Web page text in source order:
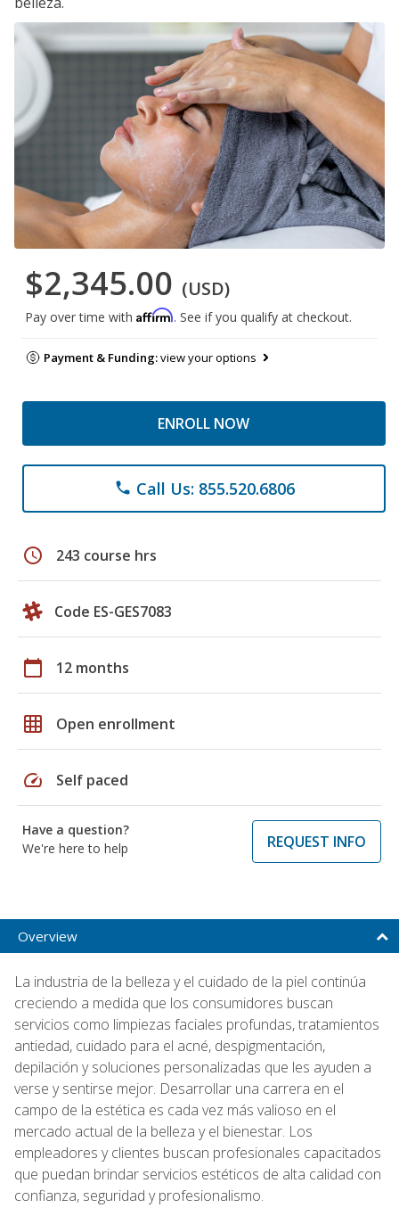
$2,345.00 (USD)
Pay over time with Affirm. See if you qualify at checkout.
Payment & Funding:view your options
ENROLL NOW
phone Call Us: 855.520.6806
schedule 243 course hrs
Code ES-GES7083
calendar_today 12 months
grid_on Open enrollment
speed Self paced
Have a question?
We're here to help
REQUEST INFO
Overview
La industria de la belleza y el cuidado de la piel continúa
creciendo a medida que los consumidores buscan
servicios como limpiezas faciales profundas, tratamientos
antiedad, cuidado para el acné, despigmentación,
depilación y soluciones personalizadas que les ayuden a
verse y sentirse mejor. Desarrollar una carrera en el
campo de la estética es cada vez más valioso en el
mercado actual de la belleza y el bienestar. Los
empleadores y clientes buscan profesionales capacitados
que puedan brindar servicios estéticos de alta calidad con
confianza, seguridad y profesionalismo.